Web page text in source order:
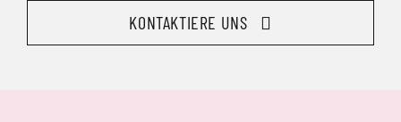
KONTAKTIERE UNS